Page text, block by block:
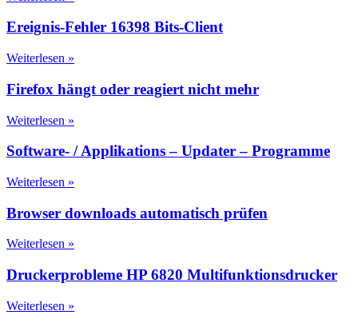
Ereignis-Fehler 16398 Bits-Client
Weiterlesen »
Firefox hängt oder reagiert nicht mehr
Weiterlesen »
Software- / Applikations – Updater – Programme
Weiterlesen »
Browser downloads automatisch prüfen
Weiterlesen »
Druckerprobleme HP 6820 Multifunktionsdrucker
Weiterlesen »